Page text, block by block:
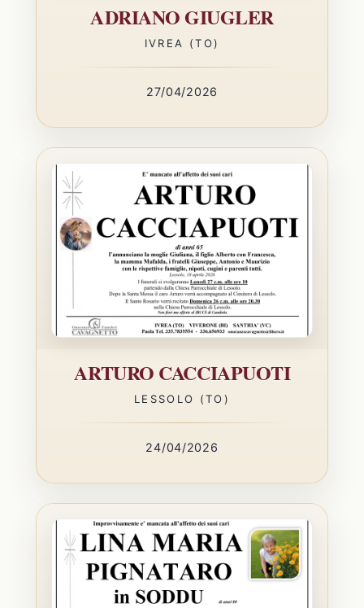
ADRIANO GIUGLER
IVREA (TO)
27/04/2026
ARTURO CACCIAPUOTI
LESSOLO (TO)
24/04/2026